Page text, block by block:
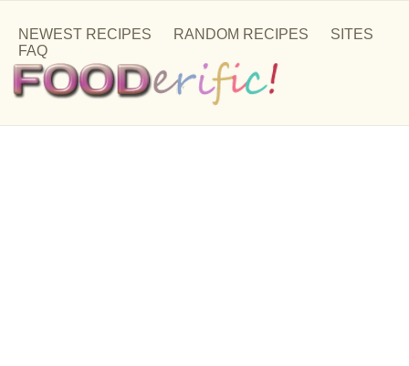
NEWEST RECIPES RANDOM RECIPES
SITES
FAQ